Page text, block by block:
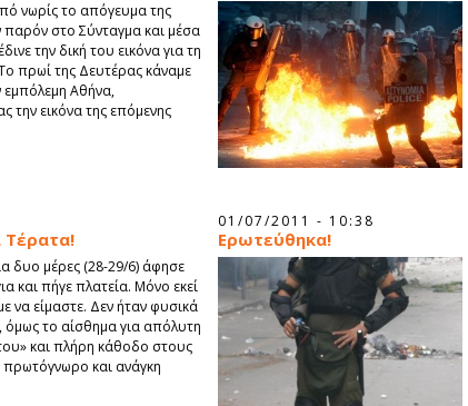
νωρίς το απόγευμα της
παρόν στο Σύνταγμα και μέσα
την δική του εικόνα για τη
πρωί της Δευτέρας κάναμε
εμπόλεμη Αθήνα,
την εικόνα της επόμενης
Τέρατα!
δυο μέρες (28-29/6) άφησε
και πήγε πλατεία. Μόνο εκεί
να είμαστε. Δεν ήταν φυσικά
το αίσθημα για απόλυτη
και πλήρη κάθοδο στους
και ανάγκη
01/07/2011 - 10:38
Ερωτεύθηκα!